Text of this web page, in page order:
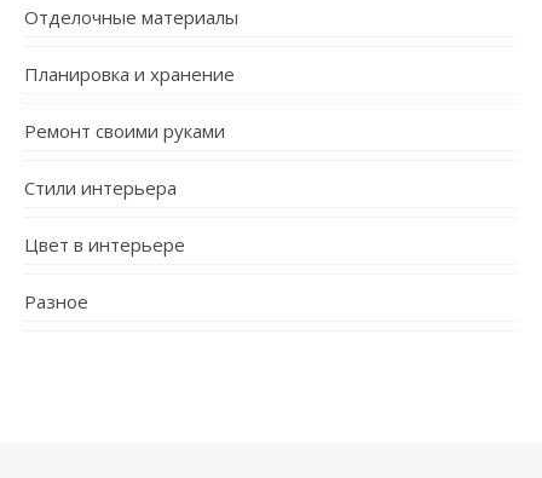
Отделочные материалы
Планировка и хранение
Ремонт своими руками
Стили интерьера
Цвет в интерьере
Разное